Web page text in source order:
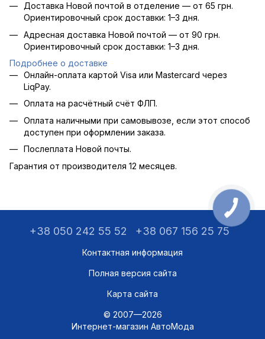
Доставка Новой почтой в отделение — от 65 грн.
Ориентировочный срок доставки: 1–3 дня.
Адресная доставка Новой почтой — от 90 грн.
Ориентировочный срок доставки: 1–3 дня.
Подробнее о доставке
Онлайн-оплата картой Visa или Mastercard через
LiqPay.
Оплата на расчётный счёт ФЛП.
Оплата наличными при самовывозе, если этот способ
доступен при оформлении заказа.
Послеплата Новой почты.
Гарантия от производителя 12 месяцев.
+38 050 242 55 52 +38 067 156 25 75
Контактная информация
Полная версия сайта
Карта сайта
© 2007—2026
Интернет-магазин АвтоМода